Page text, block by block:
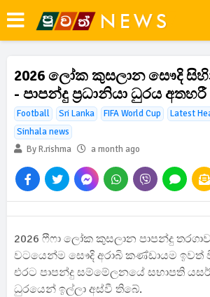
2026 ලෝක කුසලාන සෞදි
- පාපන්දු ප්‍රධානියා ධුරය අතහරී
Football Sri Lanka FIFA World Cup
Latest
Sinhala news
By R.rishma
a month ago
2026 ෆීෆා ලෝක කුසලාන පාපන්දු
වටයෙන්ම සෞදි අරාබි කණ්ඩායම
එරට පාපන්දු සම්මේලනයේ සභාපති
ධුරයෙන් ඉල්ලා අස්වී තිබේ.